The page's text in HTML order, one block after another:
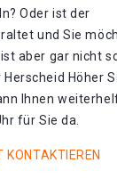
Oder ist der
und Sie
aber gar nicht
Höher
Ihnen
für Sie da.
KONTAKTIEREN